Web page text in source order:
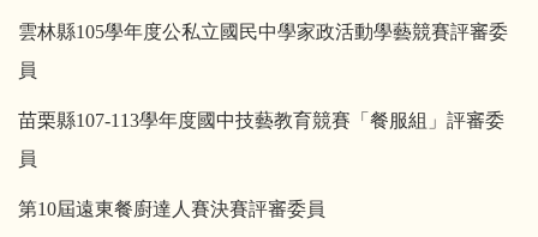
雲林縣105學年度公私立國民中學家政活動學藝競賽評審委
員
苗栗縣107-113學年度國中技藝教育競賽「餐服組」評審委
員
第10屆遠東餐廚達人賽決賽評審委員